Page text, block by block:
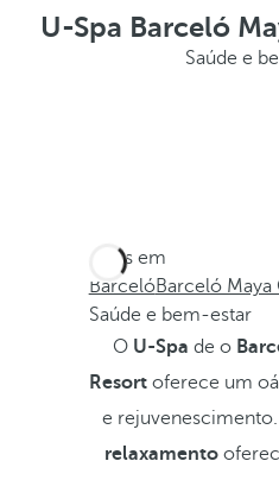
U-Spa Barceló
Saúde e
Estes em
BarcelóBarceló Maya
Saúde e bem-estar
O U-Spa de o
Resort oferece um
e
relaxamento